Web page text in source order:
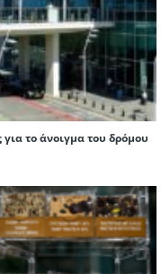
το άνοιγμα του δρόμου